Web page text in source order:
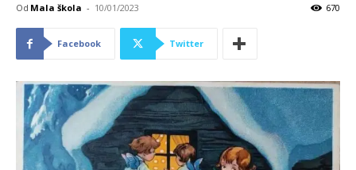
Od Mala škola - 10/01/2023 670
Facebook Twitter